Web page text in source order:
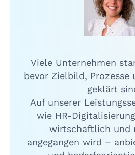
Viele Unternehmen
bevor Zielbild, Prozesse
geklärt
Auf unserer
wie HR-
wirtschaftlich und
angegangen wird –